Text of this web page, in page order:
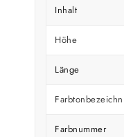
Inhalt
Höhe
Länge
Farbnummer